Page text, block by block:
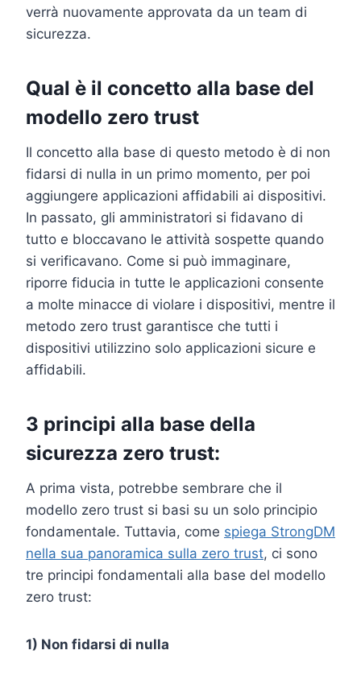
verrà nuovamente approvata da un team di
sicurezza.
Qual è il concetto alla base del
modello zero trust
Il concetto alla base di questo metodo è di non
fidarsi di nulla in un primo momento, per poi
aggiungere applicazioni affidabili ai dispositivi.
In passato, gli amministratori si fidavano di
tutto e bloccavano le attività sospette quando
si verificavano. Come si può immaginare,
riporre fiducia in tutte le applicazioni consente
a molte minacce di violare i dispositivi, mentre il
metodo zero trust garantisce che tutti i
dispositivi utilizzino solo applicazioni sicure e
affidabili.
3 principi alla base della
sicurezza zero trust:
A prima vista, potrebbe sembrare che il
modello zero trust si basi su un solo principio
fondamentale. Tuttavia, come spiega StrongDM
nella sua panoramica sulla zero trust, ci sono
tre principi fondamentali alla base del modello
zero trust:
1) Non fidarsi di nulla